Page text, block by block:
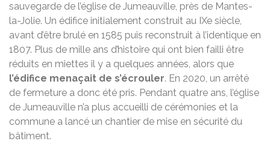
sauvegarde de l’église de Jumeauville, près de Mantes-
la-Jolie. Un édifice initialement construit au IXe siècle,
avant d’être brulé en 1585 puis reconstruit à l’identique en
1807. Plus de mille ans d’histoire qui ont bien failli être
réduits en miettes il y a quelques années, alors que
l’édifice menaçait de s’écrouler. En 2020, un arrêté
de fermeture a donc été pris. Pendant quatre ans, l’église
de Jumeauville n’a plus accueilli de cérémonies et la
commune a lancé un chantier de mise en sécurité du
bâtiment.